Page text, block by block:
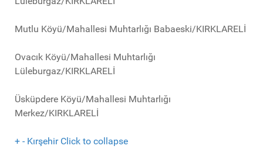
Mutlu Köyü/Mahallesi Muhtarlığı Babaeski/KIRKLARELİ
Ovacık Köyü/Mahallesi Muhtarlığı
Lüleburgaz/KIRKLARELİ
Üsküpdere Köyü/Mahallesi Muhtarlığı
Merkez/KIRKLARELİ
+ - Kırşehir Click to collapse